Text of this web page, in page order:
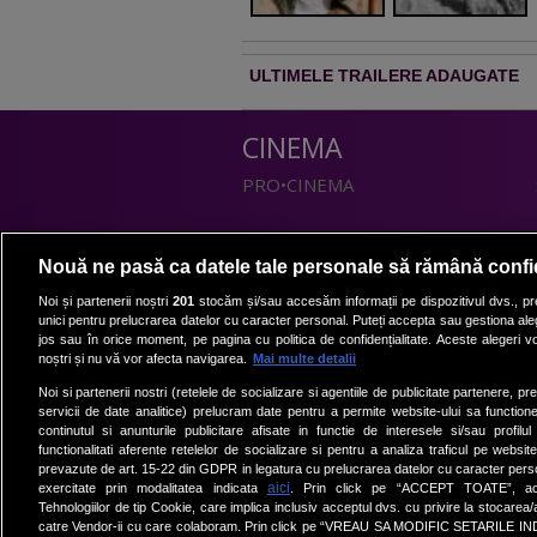
ULTIMELE TRAILERE ADAUGATE
CINEMA
PRO•CINEMA
DIVERTISMENT
PRO•TV
Romanii au talent
Vocea Romaniei
Las Fierbinti
La Maruta
Apropo TV
Nouă ne pasă ca datele tale personale să rămână
Noi și partenerii noștri 201stocăm și/sau accesăm informații pe dispozitivul dvs.,
unici pentru prelucrarea datelor cu caracter personal. Puteți accepta sau gestiona
jos sau în orice moment, pe pagina cu politica de confidențialitate. Aceste alegeri
noștri și nu vă vor afecta navigarea.
Mai multe detalii
Noi si partenerii nostri (retelele de socializare si agentiile de publicitate partenere,
servicii de date analitice) prelucram date pentru a permite website-ului sa
continutul si anunturile publicitare afisate in functie de interesele si/sau
functionalitati aferente retelelor de socializare si pentru a analiza traficul pe
prevazute de art. 15-22 din GDPR in legatura cu prelucrarea datelor cu caracter
exercitate prin modalitatea indicata aici . Prin click pe “ACCEPT TOATE”,
Tehnologiilor de tip Cookie, care implica inclusiv acceptul dvs. cu privire la
catre Vendor-ii cu care colaboram. Prin click pe “VREAU SA MODIFIC SETARILE